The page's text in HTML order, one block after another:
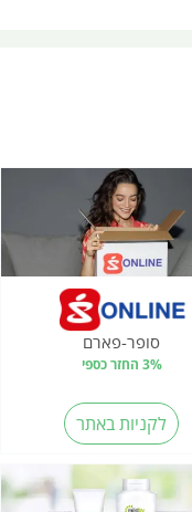
סופר-פארם
3% החזר כספי
לקניות באתר